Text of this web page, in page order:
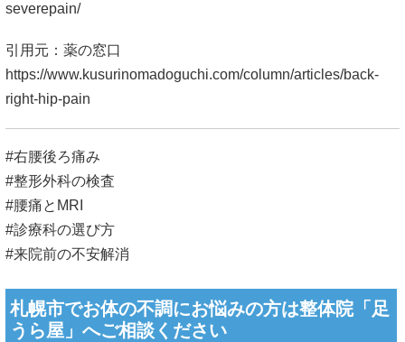
severepain/
引用元：薬の窓口
https://www.kusurinomadoguchi.com/column/articles/back-
right-hip-pain
#右腰後ろ痛み
#整形外科の検査
#腰痛とMRI
#診療科の選び方
#来院前の不安解消
札幌市でお体の不調にお悩みの方は整体院「足
うら屋」へご相談ください